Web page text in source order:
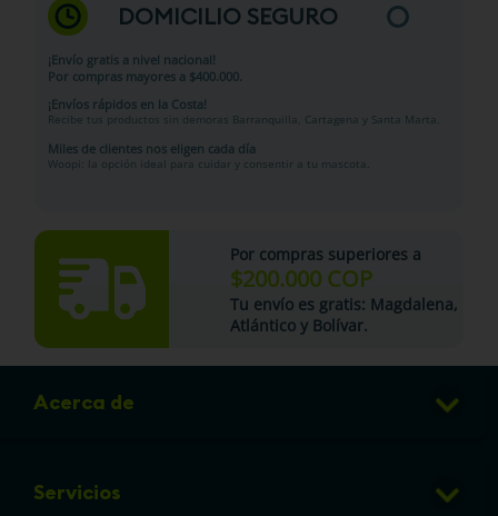
DOMICILIO SEGURO
¡Envío gratis a nivel nacional!
Por compras mayores a $400.000.
¡Envíos rápidos en la Costa!
Recibe tus productos sin demoras Barranquilla, Cartagena y Santa Marta.
Miles de clientes nos eligen cada día
Woopi: la opción ideal para cuidar y consentir a tu mascota.
Por compras superiores a
$200.000 COP
Tu envío es gratis: Magdalena,
Atlántico y Bolívar.
Acerca de
Club de Puntos
Servicios